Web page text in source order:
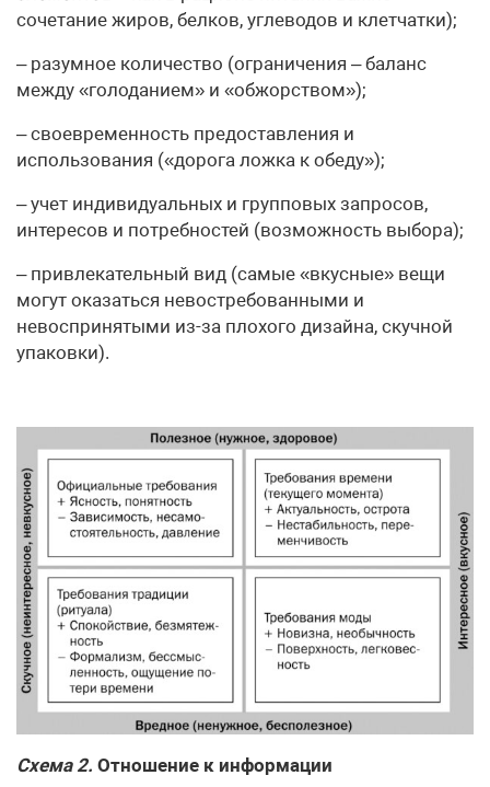
сочетание жиров, белков, углеводов и клетчатки);
– разумное количество (ограничения – баланс
между «голоданием» и «обжорством»);
– своевременность предоставления и
использования («дорога ложка к обеду»);
– учет индивидуальных и групповых запросов,
интересов и потребностей (возможность выбора);
– привлекательный вид (самые «вкусные» вещи
могут оказаться невостребованными и
невоспринятыми из-за плохого дизайна, скучной
упаковки).
Схема 2. Отношение к информации